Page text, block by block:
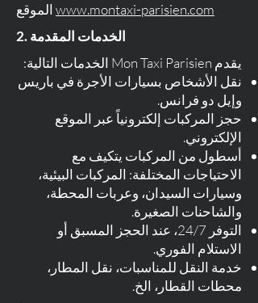
www.montaxi-parisien.com
2. الخدمات المقدمة
يقدم Mon Taxi Parisien الخدمات التالية:
نقل الأشخاص بسيارات الأجرة في باريس
وإيل دو فرانس.
حجز المركبات إلكترونياً عبر الموقع
الإلكتروني.
أسطول من المركبات يتكيف مع
الاحتياجات المختلفة: المركبات البيئية،
وسيارات السيدان، وعربات المحطة،
والشاحنات الصغيرة.
التوفر 24/7، عند الحجز المسبق أو
الاستلام الفوري.
خدمة النقل للمناسبات، نقل المطار،
محطات القطار، الخ.